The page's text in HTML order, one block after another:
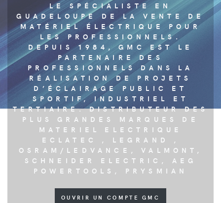
LE SPÉCIALISTE EN
GUADELOUPE DE LA VENTE DE
MATÉRIEL ÉLECTRIQUE POUR
LES PROFESSIONNELS.
DEPUIS 1984, GMC EST LE
PARTENAIRE DES
PROFESSIONNELS DANS LA
RÉALISATION DE PROJETS
D’ÉCLAIRAGE PUBLIC ET
SPORTIF, INDUSTRIEL ET
TERTIAIRE. DISTRIBUTEUR DES
PLUS GRANDES MARQUES DE
MATERIEL ELECTRIQUE
ECLATEC , LEGRAND ,
OSRAM/LEDVANCE, VALMONT,
SCHNEIDER ELECTRIC, AEG
POWERTOOLS, PRYSMIAN
OUVRIR UN COMPTE GMC